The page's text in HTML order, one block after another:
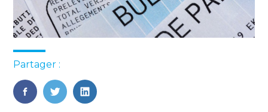
Partager :
FaceBook
TwitterLinkedIn